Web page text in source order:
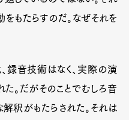
もたらすのだ。なぜそれを
録音技術はなく、実際の演
。だがそのことでむしろ音
釈がもたらされた。それは